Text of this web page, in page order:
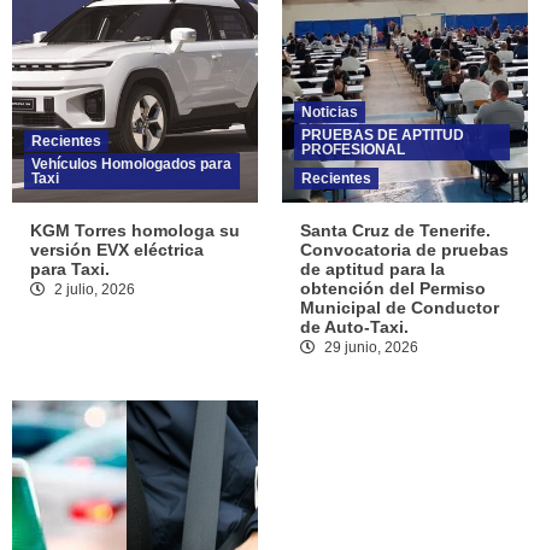
Recientes
Vehículos Homologados para
Taxi
KGM Torres homologa su
versión EVX eléctrica
para Taxi.
2 julio, 2026
Noticias
PRUEBAS DE APTITUD
PROFESIONAL
Recientes
Santa Cruz de Tenerife.
Convocatoria de pruebas
de aptitud para la
obtención del Permiso
Municipal de Conductor
de Auto-Taxi.
29 junio, 2026